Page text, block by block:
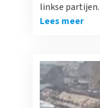
linkse partijen.
Lees meer